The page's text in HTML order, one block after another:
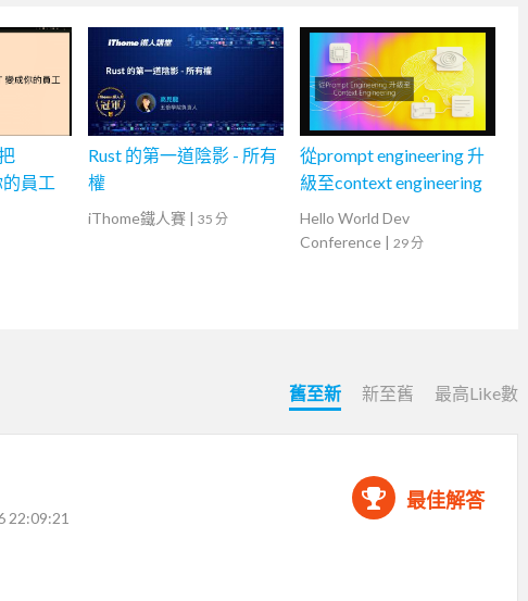
員工
Rust 的第一道陰影 - 所有
權
iThome鐵人賽 | 35 分
從prompt engineering 升
級至context engineering
Hello World Dev
Conference | 29 分
舊至新 新至舊 最高Like數
22:09:21
最佳解答